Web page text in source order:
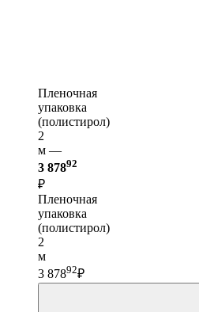
Пленочная
упаковка
(полистирол)
2
м —
3 87892
₽
Пленочная
упаковка
(полистирол)
2
м
3 87892₽